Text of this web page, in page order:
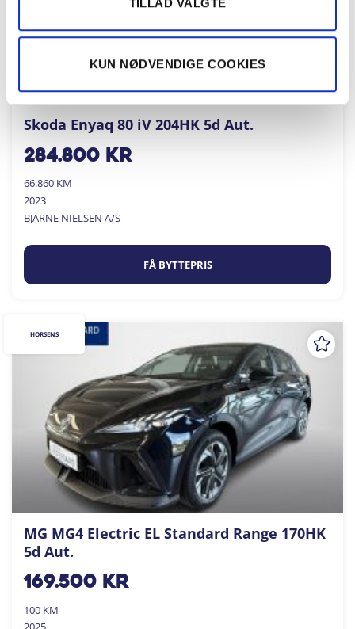
KUN NØDVENDIGE COOKIES
Skoda Enyaq 80 iV 204HK 5d Aut.
284.800kr
66.860 KM
2023
BJARNE NIELSEN A/S
FÅ BYTTEPRIS
MG MG4 Electric EL Standard Range 170HK
5d Aut.
169.500kr
100 KM
HORSENS